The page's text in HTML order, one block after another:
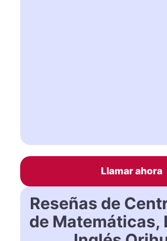
Llamar ahora
Reseñas de
de Matemáticas,